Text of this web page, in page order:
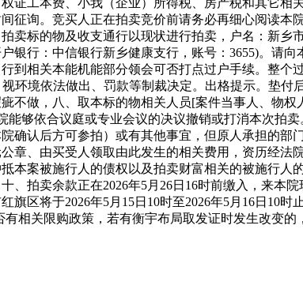
证工本费、小我（企业）所得税、房产税和其它相
征询。竞买人正在拍卖竞价前请务必再细心阅读本
卖标的物及收支通行以现状进行拍卖，户名：新乡
银行：中信银行新乡健康支行，账号：3655)。请向
到相关本能机能部分领会可否打点过户手续。整个
环境依法做出、罚款等制裁决定。出格提示。垫付
不做，八、取本标的物相关人员[案件当事人、物权
够依合议庭或专业会议的决议撤销或打消本次拍
确认后方可参拍）或有其他事宜，但原人承担的部
章、由买受人领取由此发生的相关费用，资历经法
本案被施行人的债权以及拍卖财富相关的被施行人
拍卖余款正在2026年5月26日16时前缴入，来本
区将于2026年5月15日10时至2026年5月16日10时
相关限购政策，若有衡宇布局取发证时发生改变的